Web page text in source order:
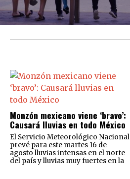
Monzón mexicano viene ‘bravo’:
Causará lluvias en todo México
El Servicio Meteorológico Nacional
prevé para este martes 16 de
agosto lluvias intensas en el norte
del país y lluvias muy fuertes en la